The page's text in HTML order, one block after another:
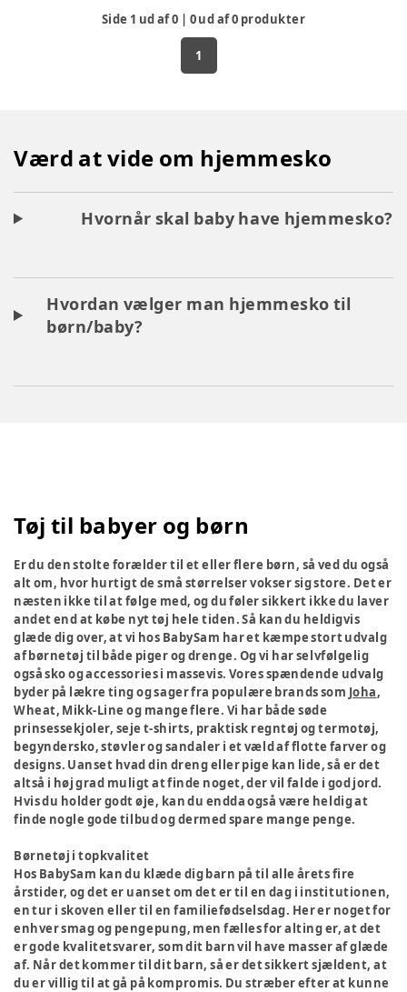
Side 1 ud af0 | 0ud af0 produkter
1
Værd at vide om hjemmesko
Hvornår skal baby have hjemmesko?
Hvordan vælger man hjemmesko til
børn/baby?
Tøj til babyer og børn
Er du den stolte forælder til et eller flere børn, så ved du også
alt om, hvor hurtigt de små størrelser vokser sig store. Det er
næsten ikke til at følge med, og du føler sikkert ikke du laver
andet end at købe nyt tøj hele tiden. Så kan du heldigvis
glæde dig over, at vi hos BabySam har et kæmpe stort udvalg
af børnetøj til både piger og drenge. Og vi har selvfølgelig
også sko og accessories i massevis. Vores spændende udvalg
byder på lækre ting og sager fra populære brands som Joha,
Wheat, Mikk-Line og mange flere. Vi har både søde
prinsessekjoler, seje t-shirts, praktisk regntøj og termotøj,
begyndersko, støvler og sandaler i et væld af flotte farver og
designs. Uanset hvad din dreng eller pige kan lide, så er det
altså i høj grad muligt at finde noget, der vil falde i god jord.
Hvis du holder godt øje, kan du endda også være heldig at
finde nogle gode tilbud og dermed spare mange penge.
Børnetøj i topkvalitet
Hos BabySam kan du klæde dig barn på til alle årets fire
årstider, og det er uanset om det er til en dag i institutionen,
en tur i skoven eller til en familiefødselsdag. Her er noget for
enhver smag og pengepung, men fælles for alting er, at det
er gode kvalitetsvarer, som dit barn vil have masser af glæde
af. Når det kommer til dit barn, så er det sikkert sjældent, at
du er villig til at gå på kompromis. Du stræber efter at kunne